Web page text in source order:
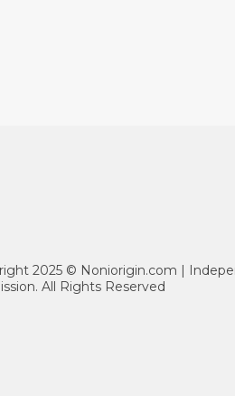
2025 © Noniorigin.com |
All Rights Reserved